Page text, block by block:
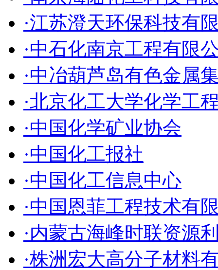
·江苏澄天环保科技有
·中石化南京工程有限
·中冶葫芦岛有色金属
·北京化工大学化学工
·中国化学矿业协会
·中国化工报社
·中国化工信息中心
·中国恩菲工程技术有
·内蒙古海峰时联资源
·株洲宏大高分子材料